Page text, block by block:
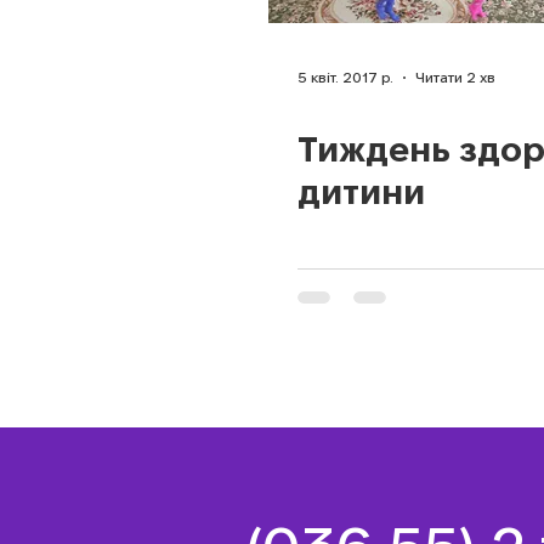
5 квіт. 2017 р. Читати 2 хв
Тиждень
дитини